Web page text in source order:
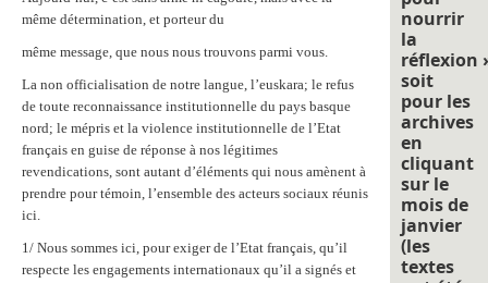
même détermination, et porteur du
même message, que nous nous trouvons parmi vous.
La non officialisation de notre langue, l’euskara; le refus
de toute reconnaissance institutionnelle du pays basque
nord; le mépris et la violence institutionnelle de l’Etat
français en guise de réponse à nos légitimes
revendications, sont autant d’éléments qui nous amènent à
prendre pour témoin, l’ensemble des acteurs sociaux réunis
ici.
1/ Nous sommes ici, pour exiger de l’Etat français, qu’il
respecte les engagements internationaux qu’il a signés et
nourrir
la
réflexion
soit
pour les
archives
en
cliquant
sur le
mois de
janvier
(les
textes